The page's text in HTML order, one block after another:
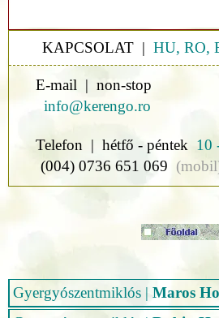
Gyergyószentmiklós | Maros
KAPCSOLAT | HU, RO,
E-mail | non-stop
info@kerengo.ro
Telefon | hétfő - péntek 10
(004) 0736 651 069